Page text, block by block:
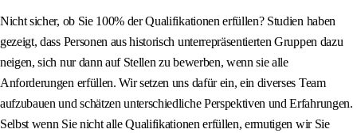
Nicht sicher, ob Sie 100% der Qualifikationen erfüllen? Studien haben
gezeigt, dass Personen aus historisch unterrepräsentierten Gruppen dazu
neigen, sich nur dann auf Stellen zu bewerben, wenn sie alle
Anforderungen erfüllen. Wir setzen uns dafür ein, ein diverses Team
aufzubauen und schätzen unterschiedliche Perspektiven und Erfahrungen.
Selbst wenn Sie nicht alle Qualifikationen erfüllen, ermutigen wir Sie